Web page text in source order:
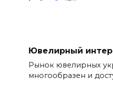
Ювелирный
Рынок ювелирных
многообразен и